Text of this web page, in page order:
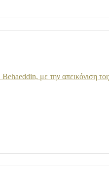
με την απεικόνιση